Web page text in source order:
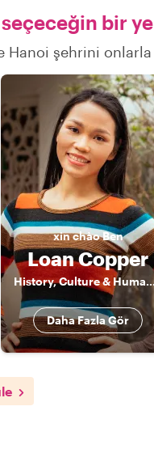
seçeceğin bir
Hanoi şehrini
xin chàoBen
Loan Copper
History, Culture & Human
Daha Fazla Gör